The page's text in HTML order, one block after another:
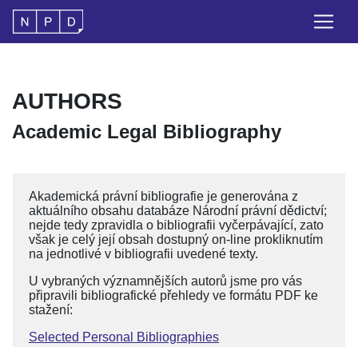
AUTHORS
Academic Legal Bibliography
Akademická právní bibliografie je generována z
aktuálního obsahu databáze Národní právní dědictví;
nejde tedy zpravidla o bibliografii vyčerpávající, zato
však je celý její obsah dostupný on-line prokliknutím
na jednotlivé v bibliografii uvedené texty.
U vybraných významnějších autorů jsme pro vás
připravili bibliografické přehledy ve formátu PDF ke
stažení:
Selected Personal Bibliographies